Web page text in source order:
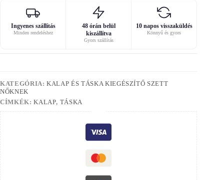
Ingyenes szállítás
Minden rendeléshez
48 órán belül
kiszállítva
Gyors szállítás
10 napos visszaküldés
Könnyű és gyors
KATEGÓRIA:KALAP ÉS TÁSKA KIEGÉSZÍTŐ SZETT
NŐKNEK
CÍMKÉK:KALAP, TÁSKA